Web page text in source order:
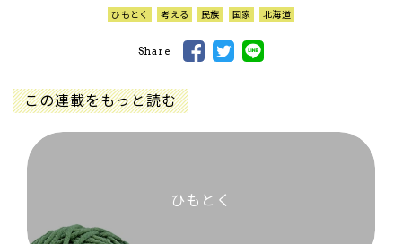
ひもとく 考える 民族 国家 北海道
Share
この連載をもっと読む
ひもとく